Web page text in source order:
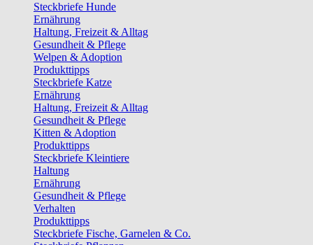
Steckbriefe Hunde
Ernährung
Haltung, Freizeit & Alltag
Gesundheit & Pflege
Welpen & Adoption
Produkttipps
Steckbriefe Katze
Ernährung
Haltung, Freizeit & Alltag
Gesundheit & Pflege
Kitten & Adoption
Produkttipps
Steckbriefe Kleintiere
Haltung
Ernährung
Gesundheit & Pflege
Verhalten
Produkttipps
Steckbriefe Fische, Garnelen & Co.